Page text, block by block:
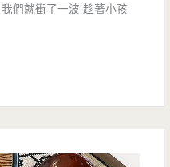
們就衝了一波 趁著小孩